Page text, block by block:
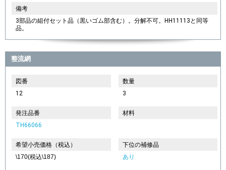
備考
3部品の組付セット品（黒いゴム部含む）。分解不可。HH11113と同等
品。
整流網
図番
12
数量
3
発注品番
TH66066
材料
希望小売価格（税込）
\170(税込\187)
下位の補修品
あり